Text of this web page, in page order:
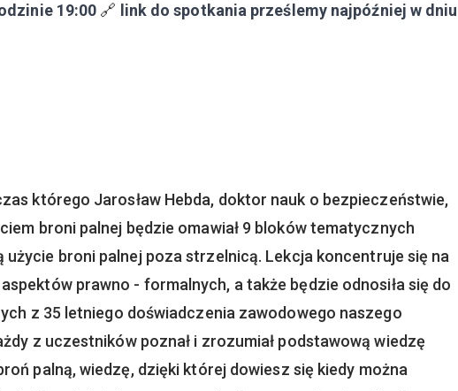
19:00 🔗 link do spotkania prześlemy najpóźniej w dniu
którego Jarosław Hebda, doktor nauk o bezpieczeństwie,
broni palnej będzie omawiał 9 bloków tematycznych
broni palnej poza strzelnicą. Lekcja koncentruje się na
prawno - formalnych, a także będzie odnosiła się do
z 35 letniego doświadczenia zawodowego naszego
z uczestników poznał i zrozumiał podstawową wiedzę
palną, wiedzę, dzięki której dowiesz się kiedy można